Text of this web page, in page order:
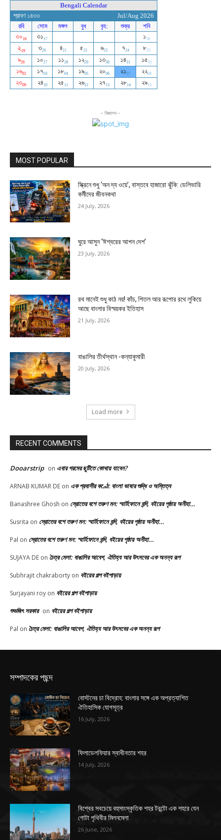
- বিজ্ঞাপন -
MOST POPULAR
স্ক্রিনে শুধু ‘অন দ্য ওয়ে’, বাস্তবে হাজারো ঝুঁকি: ডেলিভারি
কর্মীদের জীবনকথা
24 July, 2026
ঘুরে আসুন ‘ঈশ্বরের আপন দেশ’
23 July, 2026
রথ মানেই শুধু কাঠ নয়! কাঁচ, পিতল আর রূপোর রথে লুকিয়ে
আছে বাংলার বিস্ময়কর ইতিহাস
21 July, 2026
বাঙালির তীর্থস্থান -কন্যাকুমারী
20 July, 2026
Load more
RECENT COMMENTS
Dooarstrip on এবার গরমের ছুটিতে কোথায় যাবেন?
ARNAB KUMAR DE on এক প্রবাসীর কণ্ঠে: বাংলা ভাষার শুদ্ধি ও অস্তিত্ব
Banashree Ghosh on স্রোতের বশে তরুণ মন: স্মার্টফোনে বন্দি, বইয়ের পৃষ্ঠায় অনীহা…
Susrita on স্রোতের বশে তরুণ মন: স্মার্টফোনে বন্দি, বইয়ের পৃষ্ঠায় অনীহা…
Pal on স্রোতের বশে তরুণ মন: স্মার্টফোনে বন্দি, বইয়ের পৃষ্ঠায় অনীহা…
SUJAYA DE on চৈত্র মেলা: বাঙালির আবেগ, ঐতিহ্য আর উৎসবের এক অনন্য রূপ
Subhrajit chakraborty on বইয়ের গল্প বইপাড়ায়
Surjayani roy on বইয়ের গল্প বইপাড়ায়
শুভজিৎ সরকার on বইয়ের গল্প বইপাড়ায়
Pal on চৈত্র মেলা: বাঙালির আবেগ, ঐতিহ্য আর উৎসবের এক অনন্য রূপ
সম্পাদকের পছন্দ
বোস্টনের চা বিদ্রোহ: বাংলার সঙ্গে এক অপ্রত্যাশিত
ঐতিহাসিক যোগসূত্র
16 July, 2026
ফিলাডেলফিয়ার স্বাধীনতার শহর
14 July, 2026
বিশ্বের সবচেয়ে বহুসাংস্কৃতিক শহর টরন্টো এক শহরে যেন
গোটা পৃথিবীর মিলনমেলা
26 June, 2026